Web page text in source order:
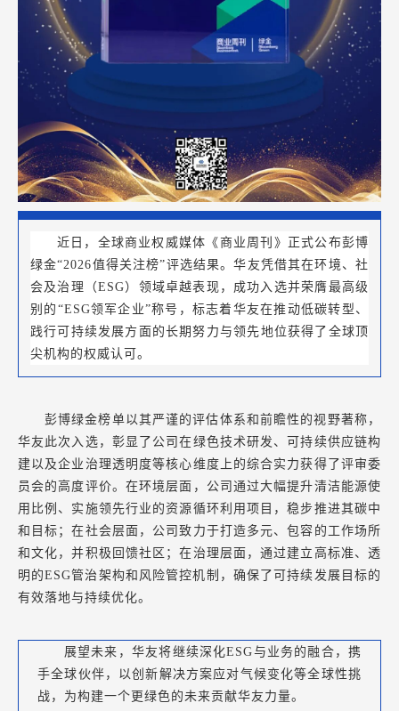
近日，全球商业权威媒体《商业周刊》正式公布彭博
绿金“2026值得关注榜”评选结果。华友凭借其在环境、社
会及治理（ESG）领域卓越表现，成功入选并荣膺最高级
别的“ESG领军企业”称号，标志着华友在推动低碳转型、
践行可持续发展方面的长期努力与领先地位获得了全球顶
尖机构的权威认可。
彭博绿金榜单以其严谨的评估体系和前瞻性的视野著称，
华友此次入选，彰显了公司在绿色技术研发、可持续供应链构
建以及企业治理透明度等核心维度上的综合实力获得了评审委
员会的高度评价。在环境层面，公司通过大幅提升清洁能源使
用比例、实施领先行业的资源循环利用项目，稳步推进其碳中
和目标；在社会层面，公司致力于打造多元、包容的工作场所
和文化，并积极回馈社区；在治理层面，通过建立高标准、透
明的ESG管治架构和风险管控机制，确保了可持续发展目标的
有效落地与持续优化。
展望未来，华友将继续深化ESG与业务的融合，携
手全球伙伴，以创新解决方案应对气候变化等全球性挑
战，为构建一个更绿色的未来贡献华友力量。